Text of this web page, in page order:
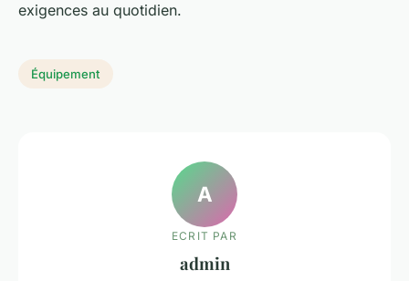
exigences au quotidien.
Équipement
A
ECRIT PAR
admin